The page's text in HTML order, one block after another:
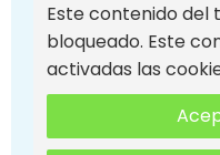
Este contenido del
bloqueado. Este
activadas las